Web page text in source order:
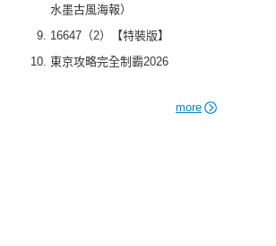
水墨古風海報）
16647（2）【特裝版】
東京攻略完全制霸2026
more